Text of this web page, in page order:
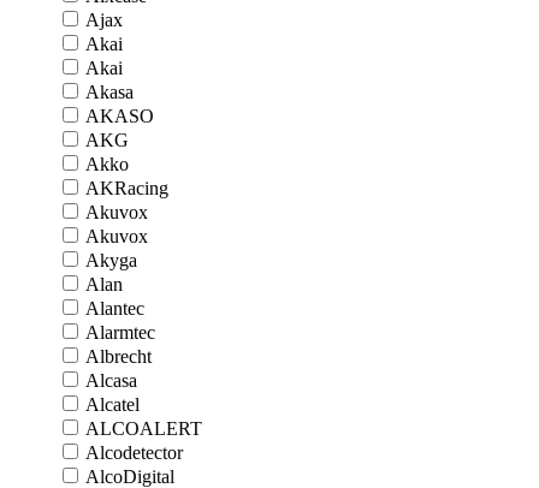
Ajax
Akai
Akai
Akasa
AKASO
AKG
Akko
AKRacing
Akuvox
Akuvox
Akyga
Alan
Alantec
Alarmtec
Albrecht
Alcasa
Alcatel
ALCOALERT
Alcodetector
AlcoDigital